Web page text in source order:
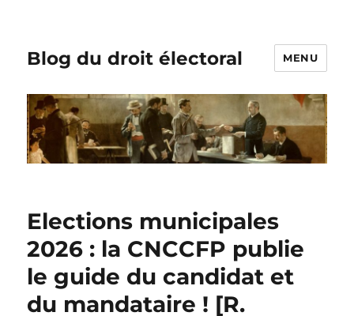
Blog du droit électoral MENU
Elections municipales
2026 : la CNCCFP publie
le guide du candidat et
du mandataire ! [R.